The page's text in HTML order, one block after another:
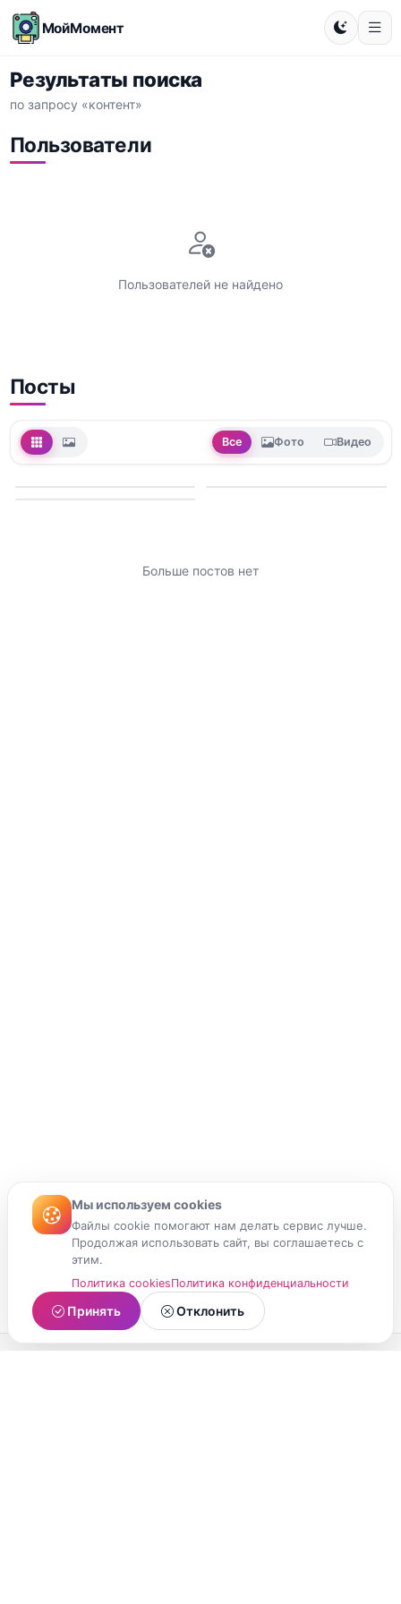
МойМомент
Результаты поиска
по запросу «контент»
Пользователи
Пользователей не найдено
Посты
Все Фото Видео
Больше постов нет
Мы используем cookies
Файлы cookie помогают нам делать сервис лучше.
Продолжая использовать сайт, вы соглашаетесь с
этим.
Политика cookiesПолитика конфиденциальности
Принять Отклонить